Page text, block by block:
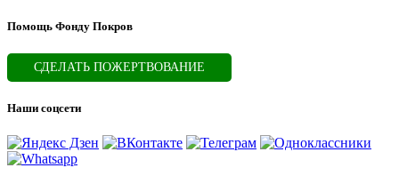
Помощь Фонду Покров
СДЕЛАТЬ ПОЖЕРТВОВАНИЕ
Наши соцсети